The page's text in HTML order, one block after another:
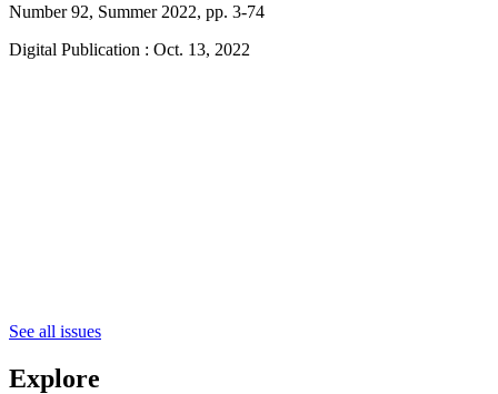
Number 92, Summer 2022, pp. 3-74
Digital Publication : Oct. 13, 2022
See all issues
Explore